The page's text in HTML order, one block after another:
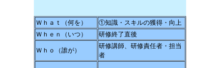
Ｗｈａｔ（何を）
①知識・スキルの獲得・向上
Ｗｈｅｎ（いつ）
研修終了直後
Ｗｈｏ（誰が）
研修講師、研修責任者・担当
者